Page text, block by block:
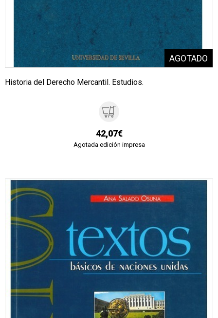
Historia del Derecho Mercantil. Estudios.
42,07€
Agotada edición impresa